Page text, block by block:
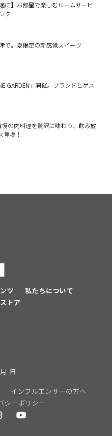
に】お部屋で楽しむルームサービ
グ
で。夏限定の新感覚スイーツ
GARDEN」開催。ブランドとゲス
の肉料理を贅沢に味わう、飲み放
登場！
ツ
私たちについて
トア
-日
インフルエンサーの方へ
シーポリシー